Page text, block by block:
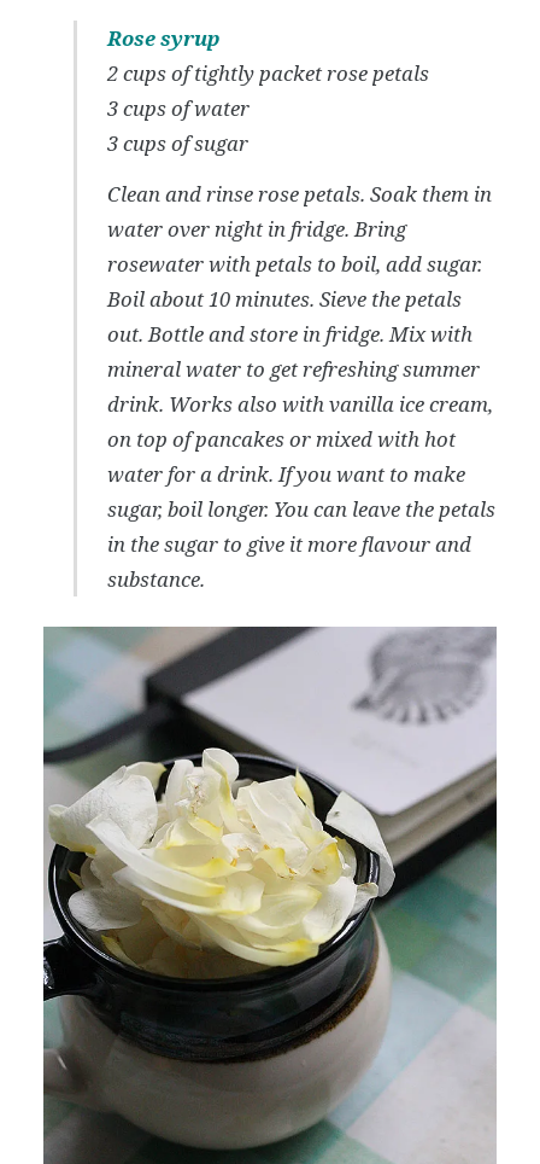
Rose syrup
2 cups of tightly packet rose petals
3 cups of water
3 cups of sugar
Clean and rinse rose petals. Soak them in
water over night in fridge. Bring
rosewater with petals to boil, add sugar.
Boil about 10 minutes. Sieve the petals
out. Bottle and store in fridge. Mix with
mineral water to get refreshing summer
drink. Works also with vanilla ice cream,
on top of pancakes or mixed with hot
water for a drink. If you want to make
sugar, boil longer. You can leave the petals
in the sugar to give it more flavour and
substance.